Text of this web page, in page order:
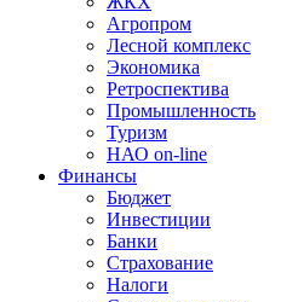
Агропром
Лесной комплекс
Экономика
Ретроспектива
Промышленность
Туризм
НАО on-line
Финансы
Бюджет
Инвестиции
Банки
Страхование
Налоги